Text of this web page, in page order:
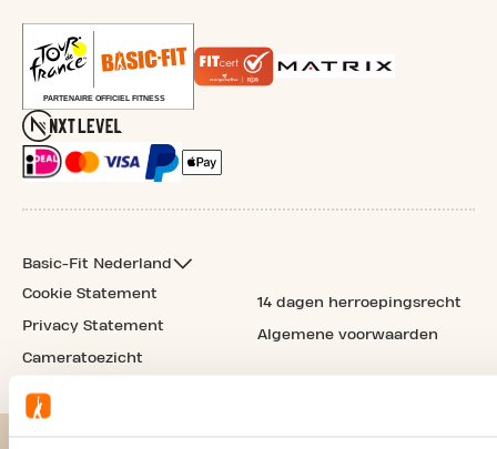
Basic-Fit Nederland
Cookie Statement
Privacy Statement
Cameratoezicht
14 dagen herroepingsrecht
Algemene voorwaarden